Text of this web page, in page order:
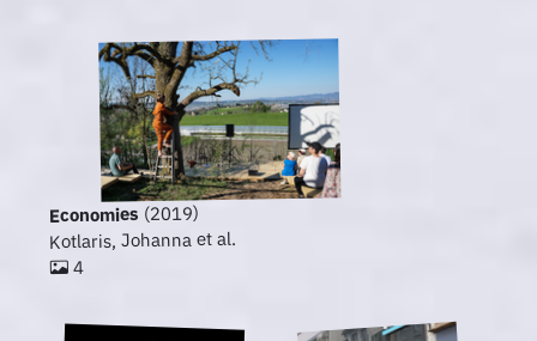
Economies (2019)
Kotlaris, Johanna et al.
4